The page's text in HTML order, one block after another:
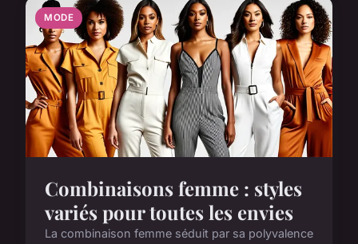
MODE
Combinaisons femme : styles
variés pour toutes les envies
La combinaison femme séduit par sa polyvalence